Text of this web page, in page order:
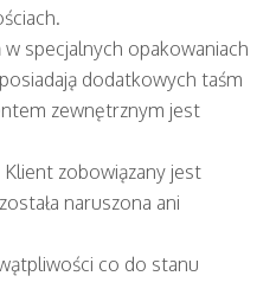
w specjalnych opakowaniach
dodatkowych taśm
zewnętrznym jest
Klient zobowiązany jest
naruszona ani
co do stanu